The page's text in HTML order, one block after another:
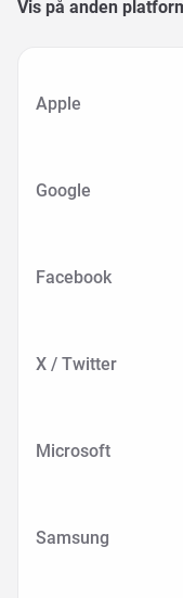
Vis på anden
Apple
Google
Facebook
X / Twitter
Microsoft
Samsung